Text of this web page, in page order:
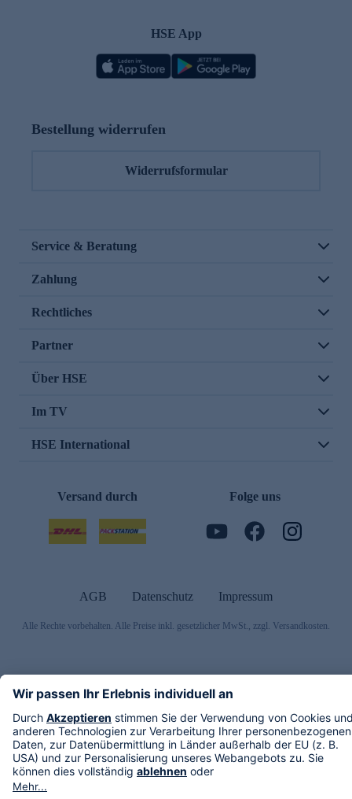
HSE App
Bestellung widerrufen
Widerrufsformular
Service & Beratung
Zahlung
Rechtliches
Partner
Über HSE
Im TV
HSE International
Versand durch Folge uns
AGB Datenschutz Impressum
Alle Rechte vorbehalten. Alle Preise inkl. gesetzlicher MwSt., zzgl. Versandkosten.